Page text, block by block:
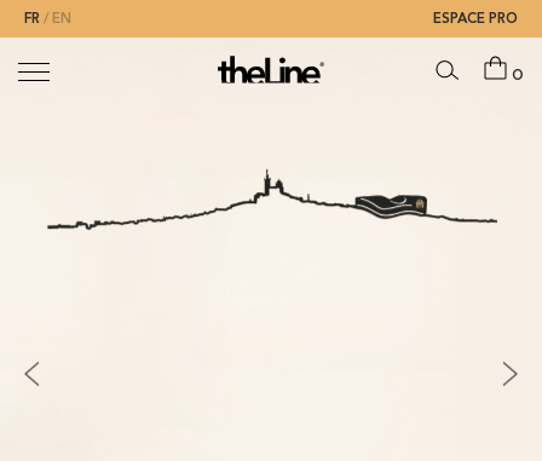
FR EN ESPACE PRO
0